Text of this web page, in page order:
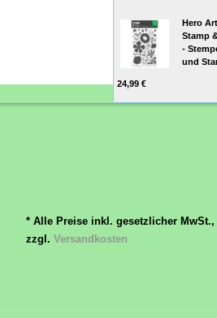
Hero
Stamp
-
und
24,99 €
* Alle Preise inkl. gesetzlicher MwSt.,
zzgl. Versandkosten